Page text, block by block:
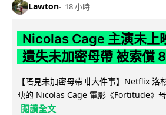
Lawton 18 小時
Nicolas Cage 主演未上
遺失未加密母帶 被索償
【唔見未加密母帶咁大件事】Netflix 洛
映的 Nicolas Cage 電影《Fortitude》
閱讀全文